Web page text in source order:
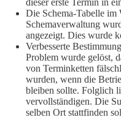
dieser erste Termin in
Die Schema-Tabelle im
Schemaverwaltung
angezeigt. Dies wurde
Verbesserte
Problem wurde gelöst,
von Terminketten
wurden, wenn die
bleiben sollte. Folglich
vervollständigen. Die
selben Ort stattfinden